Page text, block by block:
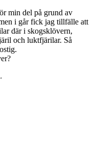
min del på grund av
i går fick jag tillfälle att
där i skogsklövern,
och luktfjärilar. Så